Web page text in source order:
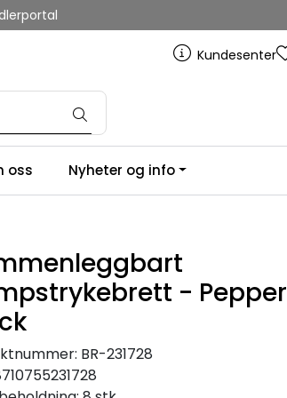
Kundesenter
oss Nyheter og info
- Pepper
BR-231728